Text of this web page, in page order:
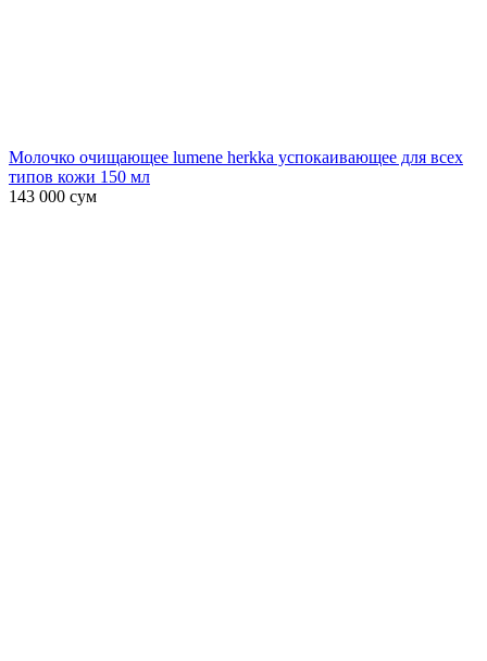
Молочко очищающее lumene herkka успокаивающее для всех
типов кожи 150 мл
143 000 сум